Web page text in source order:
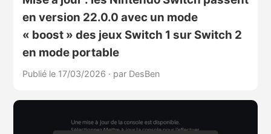
en version 22.0.0 avec un mode
« boost » des jeux Switch 1 sur Switch 2
en mode portable
Publié le 17/03/2026 · par DesBen